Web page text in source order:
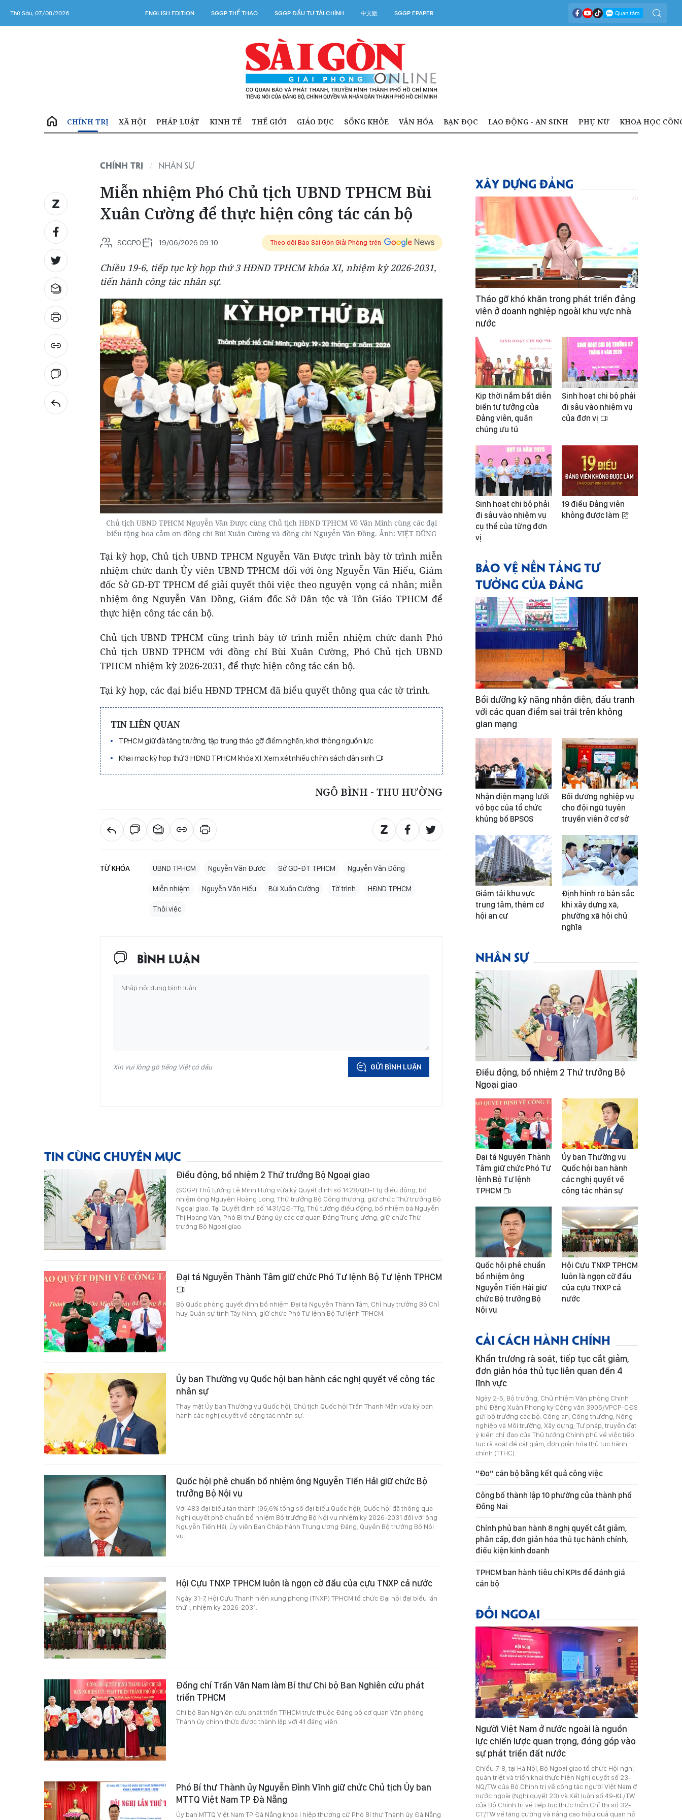
Thứ Sáu, 07/08/2026 ENGLISH EDITION SGGP THỂ THAO SGGP ĐẦU TƯ TÀI CHÍNH 中文版 SGGP EPAPER
CHÍNH TRỊ XÃ HỘI PHÁP LUẬT KINH TẾ THẾ GIỚI GIÁO DỤC SỐNG KHỎE VĂN HÓA BẠN ĐỌC LAO ĐỘNG - AN SINH PHỤ NỮ KHOA HỌC
CHÍNH TRỊ NHÂN SỰ
Miễn nhiệm Phó Chủ tịch UBND TPHCM Bùi
Xuân Cường để thực hiện công tác cán bộ
SGGPO 19/06/2026 09:10 Theo dõi Báo Sài Gòn Giải Phóng trên
Chiều 19-6, tiếp tục kỳ họp thứ 3 HĐND TPHCM khóa XI, nhiệm kỳ 2026-2031,
tiến hành công tác nhân sự.
Chủ tịch UBND TPHCM Nguyễn Văn Được cùng Chủ tịch HĐND TPHCM Võ Văn Minh cùng các đại
biểu tặng hoa cảm ơn đồng chí Bùi Xuân Cường và đồng chí Nguyễn Văn Đồng. Ảnh: VIỆT DŨNG
Tại kỳ họp, Chủ tịch UBND TPHCM Nguyễn Văn Được trình bày tờ trình miễn
nhiệm chức danh Ủy viên UBND TPHCM đối với ông Nguyễn Văn Hiếu, Giám
đốc Sở GD-ĐT TPHCM để giải quyết thôi việc theo nguyện vọng cá nhân; miễn
nhiệm ông Nguyễn Văn Đồng, Giám đốc Sở Dân tộc và Tôn Giáo TPHCM để
thực hiện công tác cán bộ.
Chủ tịch UBND TPHCM cũng trình bày tờ trình miễn nhiệm chức danh Phó
Chủ tịch UBND TPHCM với đồng chí Bùi Xuân Cường, Phó Chủ tịch UBND
TPHCM nhiệm kỳ 2026-2031, để thực hiện công tác cán bộ.
Tại kỳ họp, các đại biểu HĐND TPHCM đã biểu quyết thông qua các tờ trình.
TIN LIÊN QUAN
TPHCM giữ đà tăng trưởng, tập trung tháo gỡ điểm nghẽn, khơi thông nguồn lực
Khai mạc kỳ họp thứ 3 HĐND TPHCM khóa XI: Xem xét nhiều chính sách dân sinh
NGÔ BÌNH - THU HƯỜNG
TỪ KHÓA UBND TPHCM Nguyễn Văn Được Sở GD-ĐT TPHCM Nguyễn Văn Đồng
Miễn nhiệm Nguyễn Văn Hiếu Bùi Xuân Cường Tờ trình HĐND TPHCM
Thôi việc
BÌNH LUẬN
Xin vui lòng gõ tiếng Việt có dấu GỬI BÌNH LUẬN
TIN CÙNG CHUYÊN MỤC
Điều động, bổ nhiệm 2 Thứ trưởng Bộ Ngoại giao
(SGGP) Thủ tướng Lê Minh Hưng vừa ký Quyết định số 1428/QĐ-TTg điều động, bổ
nhiệm ông Nguyễn Hoàng Long, Thứ trưởng Bộ Công thương, giữ chức Thứ trưởng Bộ
Ngoại giao. Tại Quyết định số 1431/QĐ-TTg, Thủ tướng điều động, bổ nhiệm bà Nguyễn
Thị Hoàng Vân, Phó Bí thư Đảng ủy các cơ quan Đảng Trung ương, giữ chức Thứ
trưởng Bộ Ngoại giao.
Đại tá Nguyễn Thành Tâm giữ chức Phó Tư lệnh Bộ Tư lệnh TPHCM
Bộ Quốc phòng quyết định bổ nhiệm Đại tá Nguyễn Thành Tâm, Chỉ huy trưởng Bộ Chỉ
huy Quân sự tỉnh Tây Ninh, giữ chức Phó Tư lệnh Bộ Tư lệnh TPHCM.
Ủy ban Thường vụ Quốc hội ban hành các nghị quyết về công tác
nhân sự
Thay mặt Ủy ban Thường vụ Quốc hội, Chủ tịch Quốc hội Trần Thanh Mẫn vừa ký ban
hành các nghị quyết về công tác nhân sự.
Quốc hội phê chuẩn bổ nhiệm ông Nguyễn Tiến Hải giữ chức Bộ
trưởng Bộ Nội vụ
Với 483 đại biểu tán thành (96,6% tổng số đại biểu Quốc hội), Quốc hội đã thông qua
Nghị quyết phê chuẩn bổ nhiệm Bộ trưởng Bộ Nội vụ nhiệm kỳ 2026-2031 đối với ông
Nguyễn Tiến Hải, Ủy viên Ban Chấp hành Trung ương Đảng, Quyền Bộ trưởng Bộ Nội
vụ.
Hội Cựu TNXP TPHCM luôn là ngọn cờ đầu của cựu TNXP cả nước
Ngày 31-7, Hội Cựu Thanh niên xung phong (TNXP) TPHCM tổ chức Đại hội đại biểu lần
thứ I, nhiệm kỳ 2026-2031.
Đồng chí Trần Văn Nam làm Bí thư Chi bộ Ban Nghiên cứu phát
triển TPHCM
Chi bộ Ban Nghiên cứu phát triển TPHCM trực thuộc Đảng bộ cơ quan Văn phòng
Thành ủy chính thức được thành lập với 41 đảng viên.
Phó Bí thư Thành ủy Nguyễn Đình Vĩnh giữ chức Chủ tịch Ủy ban
MTTQ Việt Nam TP Đà Nẵng
Ủy ban MTTQ Việt Nam TP Đà Nẵng khóa I hiệp thương cử Phó Bí thư Thành ủy Đà Nẵng
XÂY DỰNG ĐẢNG
Tháo gỡ khó khăn trong phát triển đảng
viên ở doanh nghiệp ngoài khu vực nhà
nước
Kịp thời nắm bắt diễn
biến tư tưởng của
Đảng viên, quần
chúng ưu tú
Sinh hoạt chi bộ phải
đi sâu vào nhiệm vụ
của đơn vị
Sinh hoạt chi bộ phải
đi sâu vào nhiệm vụ
cụ thể của từng đơn
vị
19 điều Đảng viên
không được làm
BẢO VỆ NỀN TẢNG TƯ
TƯỞNG CỦA ĐẢNG
Bồi dưỡng kỹ năng nhận diện, đấu tranh
với các quan điểm sai trái trên không
gian mạng
Nhận diện mạng lưới
vỏ bọc của tổ chức
khủng bố BPSOS
Bồi dưỡng nghiệp vụ
cho đội ngũ tuyên
truyền viên ở cơ sở
Giảm tải khu vực
trung tâm, thêm cơ
hội an cư
Định hình rõ bản sắc
khi xây dựng xã,
phường xã hội chủ
nghĩa
NHÂN SỰ
Điều động, bổ nhiệm 2 Thứ trưởng Bộ
Ngoại giao
Đại tá Nguyễn Thành
Tâm giữ chức Phó Tư
lệnh Bộ Tư lệnh
TPHCM
Ủy ban Thường vụ
Quốc hội ban hành
các nghị quyết về
công tác nhân sự
Quốc hội phê chuẩn
bổ nhiệm ông
Nguyễn Tiến Hải giữ
chức Bộ trưởng Bộ
Nội vụ
Hội Cựu TNXP TPHCM
luôn là ngọn cờ đầu
của cựu TNXP cả
nước
CẢI CÁCH HÀNH CHÍNH
Khẩn trương rà soát, tiếp tục cắt giảm,
đơn giản hóa thủ tục liên quan đến 4
lĩnh vực
Ngày 2-5, Bộ trưởng, Chủ nhiệm Văn phòng Chính
phủ Đặng Xuân Phong ký Công văn 3905/VPCP-CĐS
gửi bộ trưởng các bộ: Công an, Công thương, Nông
nghiệp và Môi trường, Xây dựng, Tư pháp, truyền đạt
ý kiến chỉ đạo của Thủ tướng Chính phủ về việc tiếp
tục rà soát để cắt giảm, đơn giản hóa thủ tục hành
chính (TTHC).
“Đo” cán bộ bằng kết quả công việc
Công bố thành lập 10 phường của thành phố
Đồng Nai
Chính phủ ban hành 8 nghị quyết cắt giảm,
phân cấp, đơn giản hóa thủ tục hành chính,
điều kiện kinh doanh
TPHCM ban hành tiêu chí KPIs để đánh giá
cán bộ
ĐỐI NGOẠI
Người Việt Nam ở nước ngoài là nguồn
lực chiến lược quan trọng, đóng góp vào
sự phát triển đất nước
Chiều 7-8, tại Hà Nội, Bộ Ngoại giao tổ chức Hội nghị
quán triệt và triển khai thực hiện Nghị quyết số 23-
NQ/TW của Bộ Chính trị về công tác người Việt Nam ở
nước ngoài (Nghị quyết 23) và Kết luận số 49-KL/TW
của Bộ Chính trị về tiếp tục thực hiện Chỉ thị số 32-
CT/TW về tăng cường và nâng cao hiệu quả quan hệ